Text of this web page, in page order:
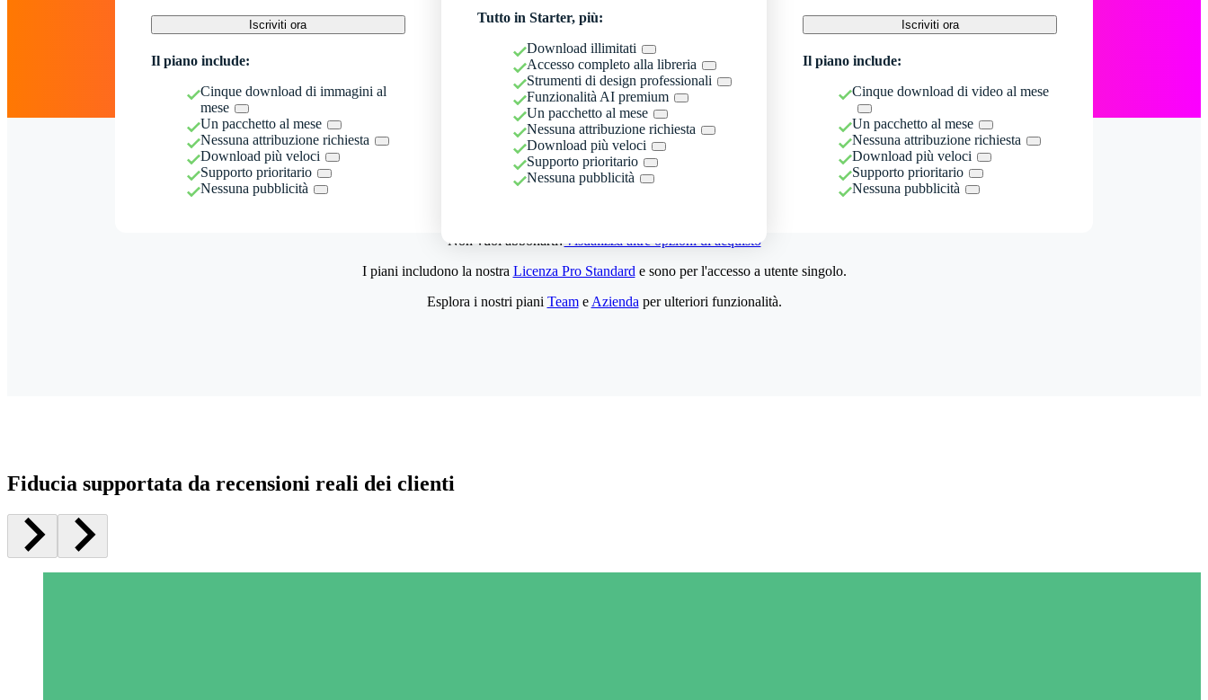
Iscriviti ora
Il piano include:
Cinque download di immagini al
mese
Un pacchetto al mese
Nessuna attribuzione richiesta
Download più veloci
Supporto prioritario
Nessuna pubblicità
Tutto in Starter, più:
Download illimitati
Accesso completo alla libreria
Strumenti di design professionali
Funzionalità AI premium
Un pacchetto al mese
Nessuna attribuzione richiesta
Download più veloci
Supporto prioritario
Nessuna pubblicità
Iscriviti ora
Il piano include:
Cinque download di video al mese
Un pacchetto al mese
Nessuna attribuzione richiesta
Download più veloci
Supporto prioritario
Nessuna pubblicità
Non vuoi abbonarti?Visualizza altre opzioni di acquisto
I piani includono la nostra Licenza Pro Standard e sono per l'accesso a utente singolo.
Esplora i nostri piani Teame Azienda per ulteriori funzionalità.
Fiducia supportata da recensioni reali dei clienti